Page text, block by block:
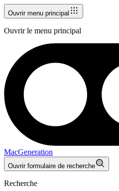
Ouvrir menu principal
Ouvrir le menu principal
MacGeneration
Ouvrir formulaire de recherche
Recherche